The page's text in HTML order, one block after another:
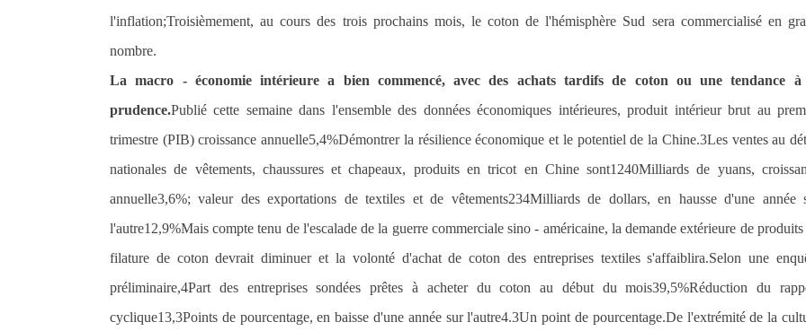
l'inflation;Troisièmement, au cours des trois prochains mois, le coton de l'hémisphère Sud sera commercialisé en
nombre.
La macro - économie intérieure a bien commencé, avec des achats tardifs de coton ou une tendance à
prudence.Publié cette semaine dans l'ensemble des données économiques intérieures, produit intérieur brut au
trimestre (PIB) croissance annuelle5,4%Démontrer la résilience économique et le potentiel de la Chine.3Les ventes au
nationales de vêtements, chaussures et chapeaux, produits en tricot en Chine sont1240Milliards de yuans,
annuelle3,6%; valeur des exportations de textiles et de vêtements234Milliards de dollars, en hausse d'une année
l'autre12,9%Mais compte tenu de l'escalade de la guerre commerciale sino - américaine, la demande extérieure de produits
filature de coton devrait diminuer et la volonté d'achat de coton des entreprises textiles s'affaiblira.Selon une
préliminaire,4Part des entreprises sondées prêtes à acheter du coton au début du mois39,5%Réduction du
cyclique13,3Points de pourcentage, en baisse d'une année sur l'autre4.3Un point de pourcentage.De l'extrémité de la